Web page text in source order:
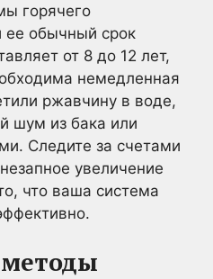
горячего
ее обычный срок
от 8 до 12 лет,
немедленная
ржавчину в воде,
шум из бака или
Следите за счетами
увеличение
что ваша система